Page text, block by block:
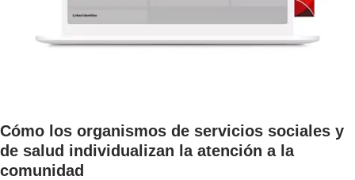
Cómo los organismos de servicios sociales y
de salud individualizan la atención a la
comunidad